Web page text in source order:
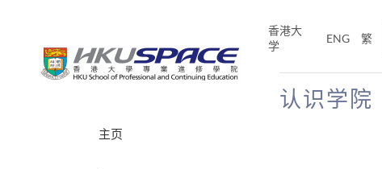
香港大
学
ENG 繁
认识学院
主页